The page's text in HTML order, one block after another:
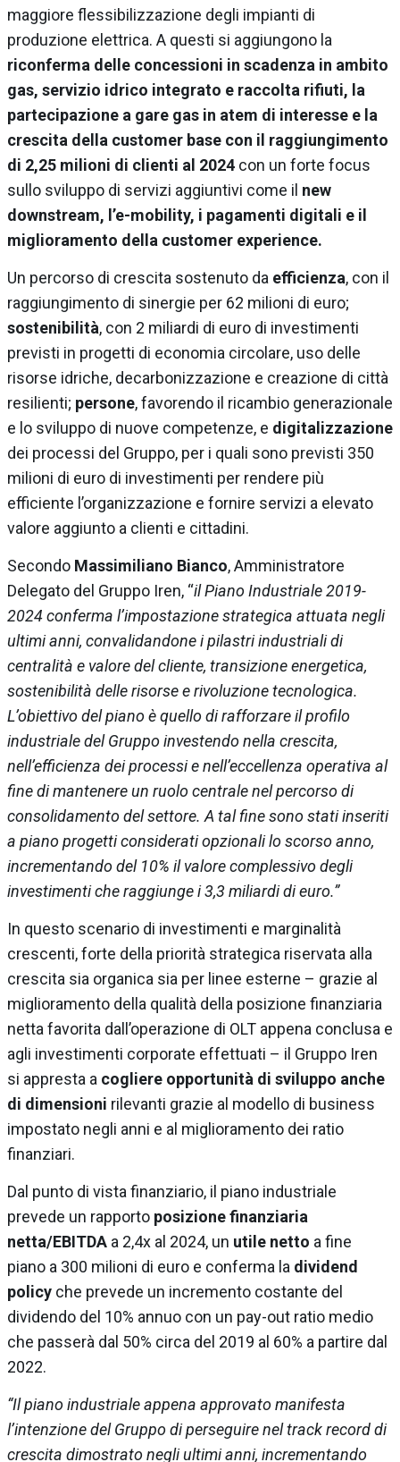
maggiore flessibilizzazione degli impianti di
produzione elettrica. A questi si aggiungono la
riconferma delle concessioni in scadenza in ambito
gas, servizio idrico integrato e raccolta rifiuti, la
partecipazione a gare gas in atem di interesse e la
crescita della customer base con il raggiungimento
di 2,25 milioni di clienti al 2024 con un forte focus
sullo sviluppo di servizi aggiuntivi come il new
downstream, l’e-mobility, i pagamenti digitali e il
miglioramento della customer experience.
Un percorso di crescita sostenuto da efficienza, con il
raggiungimento di sinergie per 62 milioni di euro;
sostenibilità, con 2 miliardi di euro di investimenti
previsti in progetti di economia circolare, uso delle
risorse idriche, decarbonizzazione e creazione di città
resilienti; persone, favorendo il ricambio generazionale
e lo sviluppo di nuove competenze, e digitalizzazione
dei processi del Gruppo, per i quali sono previsti 350
milioni di euro di investimenti per rendere più
efficiente l’organizzazione e fornire servizi a elevato
valore aggiunto a clienti e cittadini.
Secondo Massimiliano Bianco, Amministratore
Delegato del Gruppo Iren, “il Piano Industriale 2019-
2024 conferma l’impostazione strategica attuata negli
ultimi anni, convalidandone i pilastri industriali di
centralità e valore del cliente, transizione energetica,
sostenibilità delle risorse e rivoluzione tecnologica.
L’obiettivo del piano è quello di rafforzare il profilo
industriale del Gruppo investendo nella crescita,
nell’efficienza dei processi e nell’eccellenza operativa al
fine di mantenere un ruolo centrale nel percorso di
consolidamento del settore. A tal fine sono stati inseriti
a piano progetti considerati opzionali lo scorso anno,
incrementando del 10% il valore complessivo degli
investimenti che raggiunge i 3,3 miliardi di euro.”
In questo scenario di investimenti e marginalità
crescenti, forte della priorità strategica riservata alla
crescita sia organica sia per linee esterne – grazie al
miglioramento della qualità della posizione finanziaria
netta favorita dall’operazione di OLT appena conclusa e
agli investimenti corporate effettuati – il Gruppo Iren
si appresta a cogliere opportunità di sviluppo anche
di dimensioni rilevanti grazie al modello di business
impostato negli anni e al miglioramento dei ratio
finanziari.
Dal punto di vista finanziario, il piano industriale
prevede un rapporto posizione finanziaria
netta/EBITDA a 2,4x al 2024, un utile netto a fine
piano a 300 milioni di euro e conferma la dividend
policy che prevede un incremento costante del
dividendo del 10% annuo con un pay-out ratio medio
che passerà dal 50% circa del 2019 al 60% a partire dal
2022.
“Il piano industriale appena approvato manifesta
l’intenzione del Gruppo di perseguire nel track record di
crescita dimostrato negli ultimi anni, incrementando